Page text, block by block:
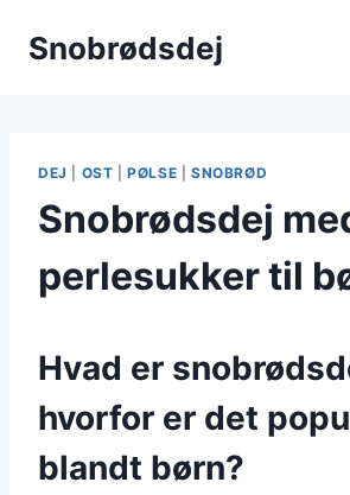
Snobrødsdej
DEJ OST |PØLSE SNOBRØD
Snobrødsdej
perlesukker til
Hvad er
hvorfor er det
blandt børn?